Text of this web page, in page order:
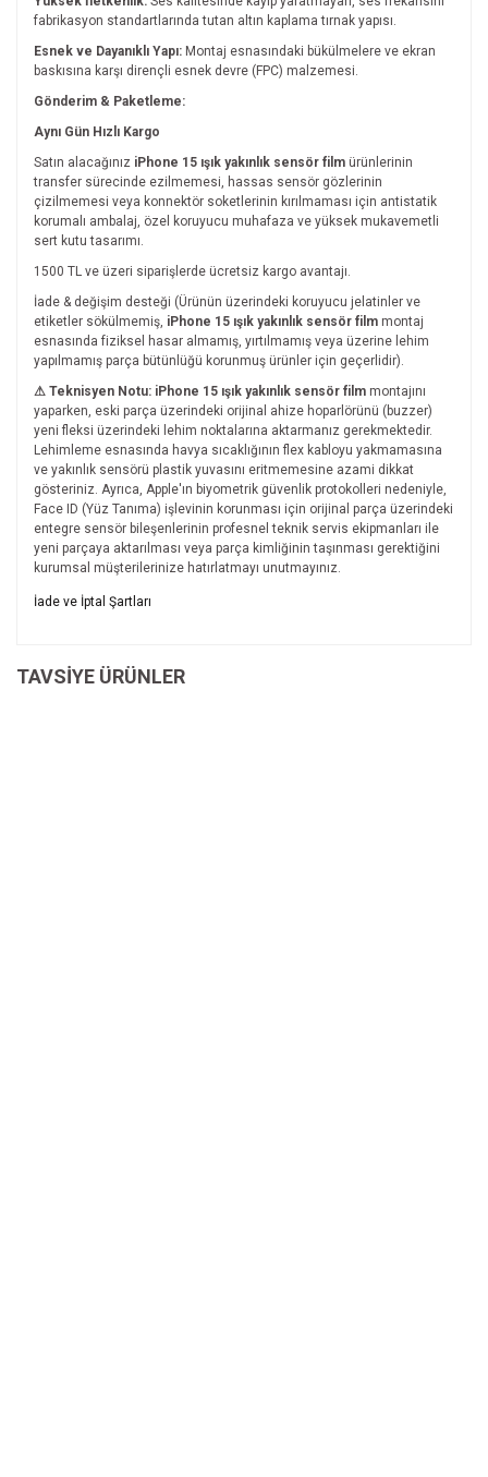
fabrikasyon standartlarında tutan altın kaplama tırnak yapısı.
Esnek ve Dayanıklı Yapı: Montaj esnasındaki bükülmelere ve ekran
baskısına karşı dirençli esnek devre (FPC) malzemesi.
Gönderim & Paketleme:
Aynı Gün Hızlı Kargo
Satın alacağınız iPhone 15 ışık yakınlık sensör film ürünlerinin
transfer sürecinde ezilmemesi, hassas sensör gözlerinin
çizilmemesi veya konnektör soketlerinin kırılmaması için antistatik
korumalı ambalaj, özel koruyucu muhafaza ve yüksek mukavemetli
sert kutu tasarımı.
1500 TL ve üzeri siparişlerde ücretsiz kargo avantajı.
İade & değişim desteği (Ürünün üzerindeki koruyucu jelatinler ve
etiketler sökülmemiş, iPhone 15 ışık yakınlık sensör film montaj
esnasında fiziksel hasar almamış, yırtılmamış veya üzerine lehim
yapılmamış parça bütünlüğü korunmuş ürünler için geçerlidir).
⚠ Teknisyen Notu: iPhone 15 ışık yakınlık sensör film montajını
yaparken, eski parça üzerindeki orijinal ahize hoparlörünü (buzzer)
yeni fleksi üzerindeki lehim noktalarına aktarmanız gerekmektedir.
Lehimleme esnasında havya sıcaklığının flex kabloyu yakmamasına
ve yakınlık sensörü plastik yuvasını eritmemesine azami dikkat
gösteriniz. Ayrıca, Apple'ın biyometrik güvenlik protokolleri nedeniyle,
Face ID (Yüz Tanıma) işlevinin korunması için orijinal parça üzerindeki
entegre sensör bileşenlerinin profesnel teknik servis ekipmanları ile
yeni parçaya aktarılması veya parça kimliğinin taşınması gerektiğini
kurumsal müşterilerinize hatırlatmayı unutmayınız.
Bu ürünün fiyat bilgisi, resim, ürün açıklamalarında ve diğer
Görüş ve önerileriniz için teşekkür ederiz.
İade ve İptal Şartları
TAVSİYE ÜRÜNLER